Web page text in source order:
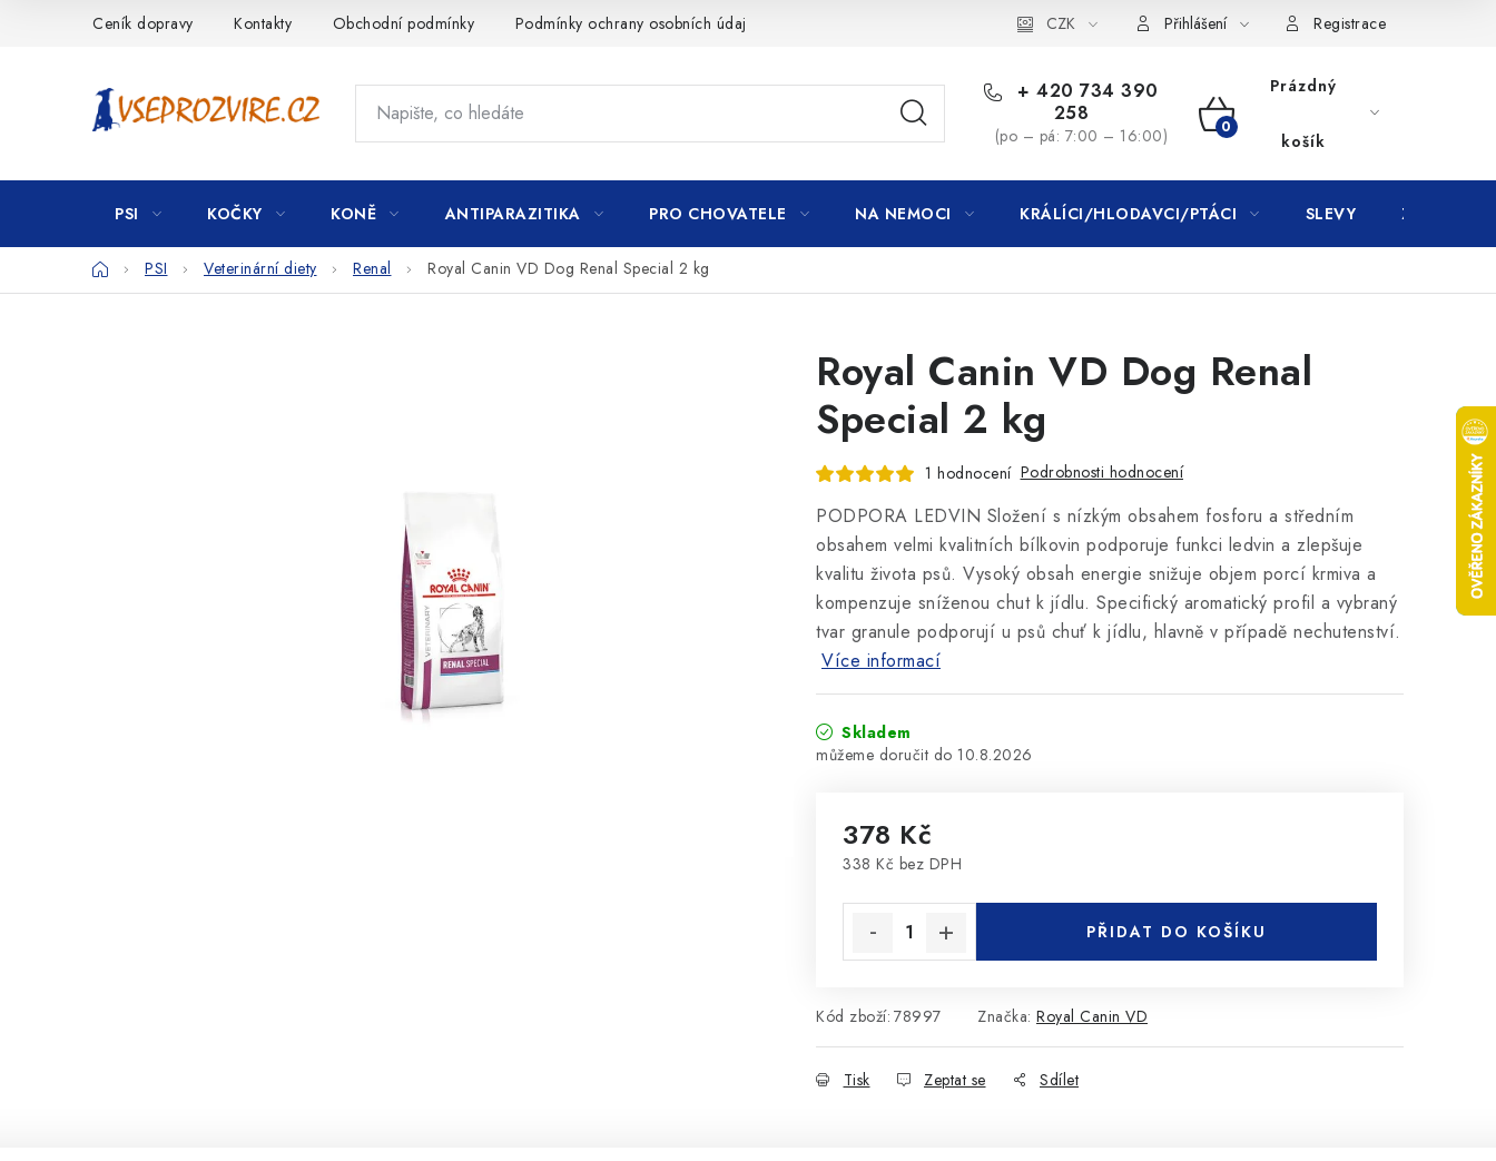
Ceník dopravy Kontakty Obchodní podmínky Podmínky ochrany osobních údajů CZK Přihlášení Registrace
+ 420 734 390
258
(po – pá: 7:00 – 16:00)
NÁKUPNÍ
KOŠÍK
Prázdný
košík
PSI KOČKY KONĚ ANTIPARAZITIKA PRO CHOVATELE NA NEMOCI KRÁLÍCI/HLODAVCI/PTÁCI SLEVY ZNAČKY
DomůPSI Veterinární diety Renal Royal Canin VD Dog Renal Special 2 kg
Royal Canin VD Dog Renal
Special 2 kg
1 hodnocení Podrobnosti hodnocení
PODPORA LEDVIN Složení s nízkým obsahem fosforu a středním
obsahem velmi kvalitních bílkovin podporuje funkci ledvin a zlepšuje
kvalitu života psů. Vysoký obsah energie snižuje objem porcí krmiva a
kompenzuje sníženou chut k jídlu. Specifický aromatický profil a vybraný
tvar granule podporují u psů chuť k jídlu, hlavně v případě nechutenství.
Více informací
Skladem
10.8.2026
378 Kč
338 Kč bez DPH
PŘIDAT DO KOŠÍKU
Kód zboží: 78997 Značka: Royal Canin VD
Tisk Zeptat se Sdílet